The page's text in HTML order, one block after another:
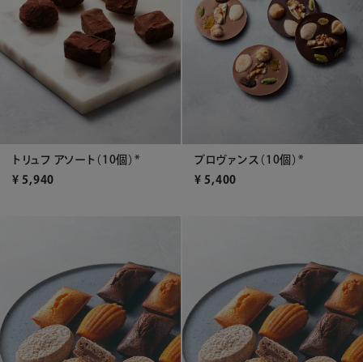
トリュフ アソート（10個）*
¥ 5,940
プロヴァンス（10個）*
¥ 5,400